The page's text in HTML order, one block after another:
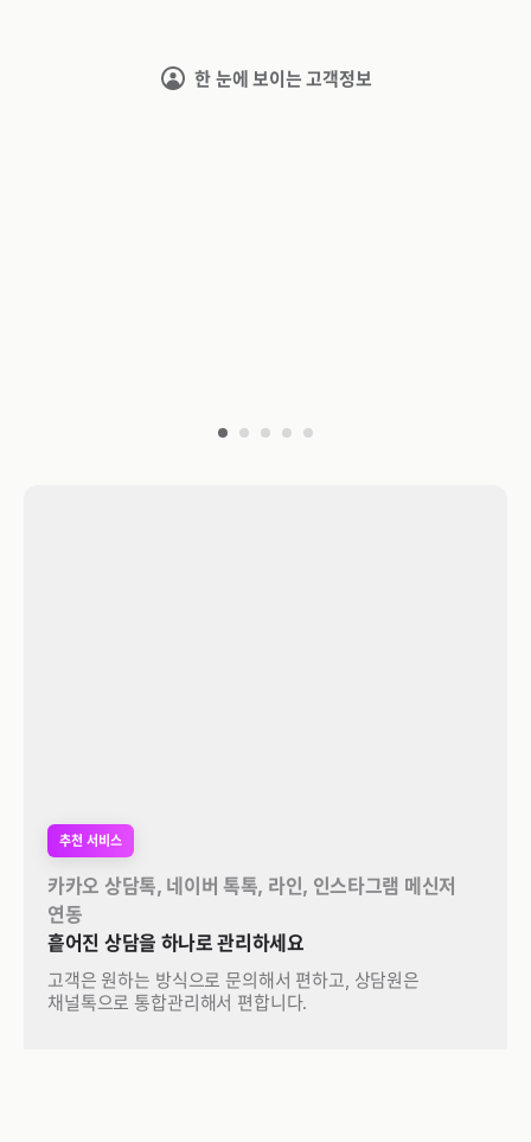
한 눈에 보이는 고객정보
추천 서비스
카카오 상담톡, 네이버 톡톡, 라인, 인스타그램 메신저
연동
흩어진 상담을 하나로 관리하세요
고객은 원하는 방식으로 문의해서 편하고, 상담원은
채널톡으로 통합관리해서 편합니다.